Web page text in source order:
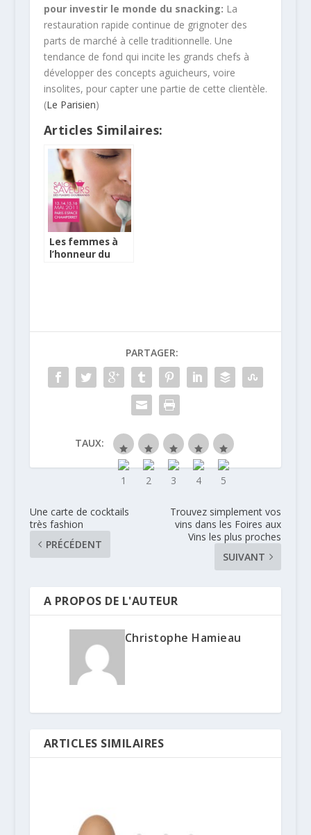
pour investir le monde du snacking: La
restauration rapide continue de grignoter des
parts de marché à celle traditionnelle. Une
tendance de fond qui incite les grands chefs à
développer des concepts aguicheurs, voire
insolites, pour capter une partie de cette clientèle.
(Le Parisien)
Articles Similaires:
Les femmes à
l’honneur du
PARTAGER:
TAUX:
Une carte de cocktails
très fashion
PRÉCÉDENT
Trouvez simplement vos
vins dans les Foires aux
Vins les plus proches
SUIVANT
A PROPOS DE L'AUTEUR
Christophe Hamieau
ARTICLES SIMILAIRES